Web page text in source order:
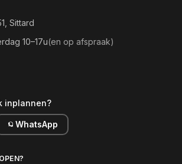
Sittard
10–17u(en op afspraak)
inplannen?
WhatsApp